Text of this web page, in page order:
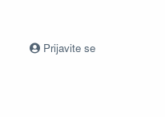
Prijavite se